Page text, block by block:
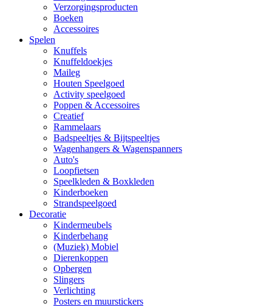
Verzorgingsproducten
Boeken
Accessoires
Spelen
Knuffels
Knuffeldoekjes
Maileg
Houten Speelgoed
Activity speelgoed
Poppen & Accessoires
Creatief
Rammelaars
Badspeeltjes & Bijtspeeltjes
Wagenhangers & Wagenspanners
Auto's
Loopfietsen
Speelkleden & Boxkleden
Kinderboeken
Strandspeelgoed
Decoratie
Kindermeubels
Kinderbehang
(Muziek) Mobiel
Dierenkoppen
Opbergen
Slingers
Verlichting
Posters en muurstickers